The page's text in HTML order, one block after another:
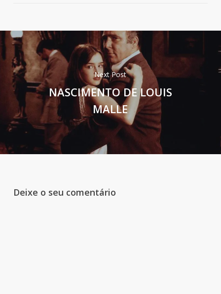
Next Post
NASCIMENTO DE LOUIS
MALLE
Deixe o seu comentário